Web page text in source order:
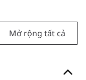
Mở rộng tất cả